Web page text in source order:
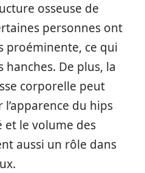
osseuse de
personnes ont
proéminente, ce qui
hanches. De plus, la
corporelle peut
du hips
et le volume des
aussi un rôle dans